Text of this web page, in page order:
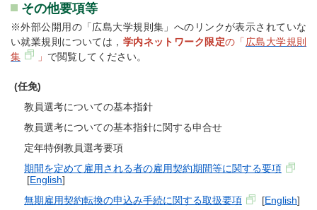
その他要項等
※外部公開用の「広島大学規則集」へのリンクが表示されていな
い就業規則については， 学内ネットワーク限定の「広島大学規則
集
」 で閲覧してください。
(任免)
教員選考についての基本指針
教員選考についての基本指針に関する申合せ
定年特例教員選考要項
期間を定めて雇用される者の雇用契約期間等に関する要項
[English]
無期雇用契約転換の申込み手続に関する取扱要項
[English]